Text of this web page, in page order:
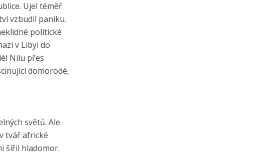
Ujel téměř
vzbudil paniku.
politické
v Libyi do
Nilu přes
domorodé,
světů. Ale
tvář africké
šířil hladomor.